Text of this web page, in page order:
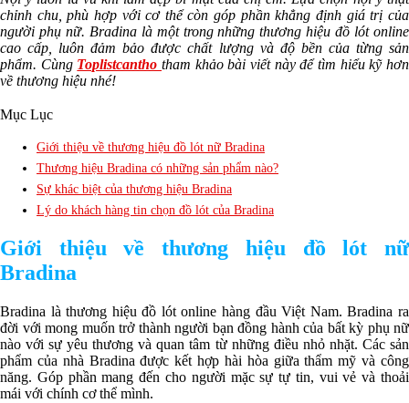
chỉnh chu, phù hợp với cơ thể còn góp phần khẳng định giá trị của
người phụ nữ. Bradina là một trong những thương hiệu đồ lót online
cao cấp, luôn đảm bảo được chất lượng và độ bền của từng sản
phẩm. Cùng Toplistcanthotham khảo bài viết này để tìm hiểu kỹ hơn
về thương hiệu nhé!
Mục Lục
Giới thiệu về thương hiệu đồ lót nữ Bradina
Thương hiệu Bradina có những sản phẩm nào?
Sự khác biệt của thương hiệu Bradina
Lý do khách hàng tin chọn đồ lót của Bradina
Giới thiệu về thương hiệu đồ lót nữ
Bradina
Bradina là thương hiệu đồ lót online hàng đầu Việt Nam. Bradina ra
đời với mong muốn trở thành người bạn đồng hành của bất kỳ phụ nữ
nào với sự yêu thương và quan tâm từ những điều nhỏ nhặt. Các sản
phẩm của nhà Bradina được kết hợp hài hòa giữa thẩm mỹ và công
năng. Góp phần mang đến cho người mặc sự tự tin, vui vẻ và thoải
mái với chính cơ thể mình.